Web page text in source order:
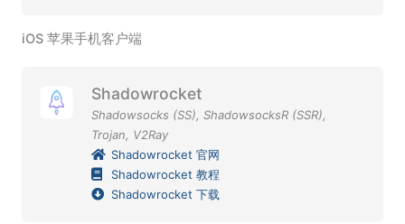
iOS 苹果手机客户端
Shadowrocket
Shadowsocks (SS), ShadowsocksR (SSR),
Trojan, V2Ray
Shadowrocket 官网
Shadowrocket 教程
Shadowrocket 下载